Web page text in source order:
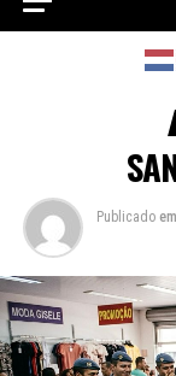
Publicado em